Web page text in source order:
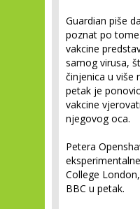
Guardian piše
poznat po
vakcine
samog virusa,
činjenica u više
petak je
vakcine
njegovog oca.
Petera
College
BBC u petak.